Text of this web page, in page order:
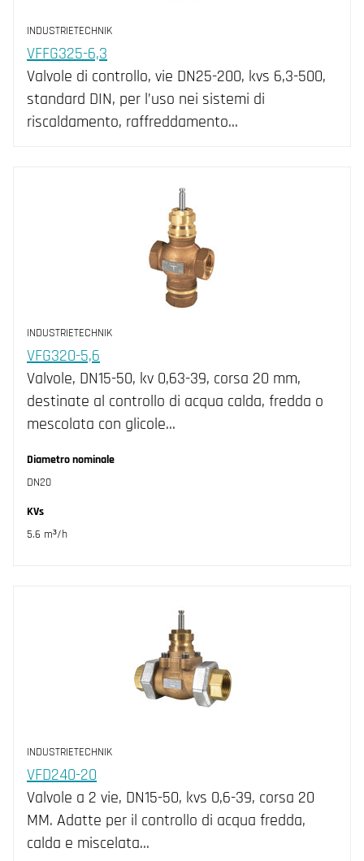
INDUSTRIETECHNIK
VFFG325-6,3
Valvole di controllo, vie DN25-200, kvs 6,3-500,
standard DIN, per l’uso nei sistemi di
riscaldamento, raffreddamento…
INDUSTRIETECHNIK
VFG320-5,6
Valvole, DN15-50, kv 0,63-39, corsa 20 mm,
destinate al controllo di acqua calda, fredda o
mescolata con glicole…
Diametro nominale
DN20
KVs
5.6 m³/h
INDUSTRIETECHNIK
VFD240-20
Valvole a 2 vie, DN15-50, kvs 0,6-39, corsa 20
MM. Adatte per il controllo di acqua fredda,
calda e miscelata…